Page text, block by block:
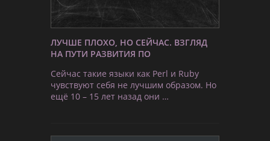
ЛУЧШЕ ПЛОХО, НО СЕЙЧАС. ВЗГЛЯД
НА ПУТИ РАЗВИТИЯ ПО
Сейчас такие языки как Perl и Ruby
чувствуют себя не лучшим образом. Но
ещё 10 – 15 лет назад они …